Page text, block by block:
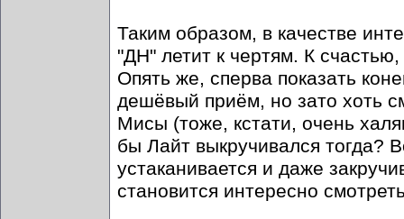
Таким образом, в качестве
"ДН" летит к чертям. К
Опять же, сперва показать
дешёвый приём, но зато хоть
Мисы (тоже, кстати, очень
бы Лайт выкручивался тогда?
устаканивается и даже
становится интересно